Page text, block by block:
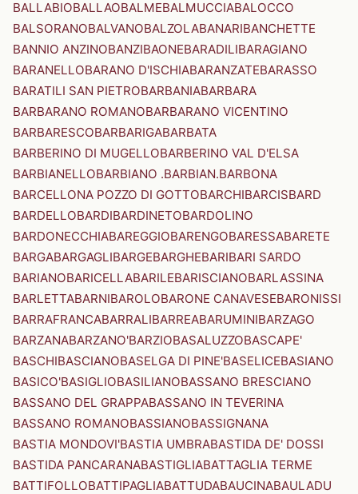
BALLABIOBALLAOBALMEBALMUCCIABALOCCO
BALSORANOBALVANOBALZOLABANARIBANCHETTE
BANNIO ANZINOBANZIBAONEBARADILIBARAGIANO
BARANELLOBARANO D'ISCHIABARANZATEBARASSO
BARATILI SAN PIETROBARBANIABARBARA
BARBARANO ROMANOBARBARANO VICENTINO
BARBARESCOBARBARIGABARBATA
BARBERINO DI MUGELLOBARBERINO VAL D'ELSA
BARBIANELLOBARBIANO .BARBIAN.BARBONA
BARCELLONA POZZO DI GOTTOBARCHIBARCISBARD
BARDELLOBARDIBARDINETOBARDOLINO
BARDONECCHIABAREGGIOBARENGOBARESSABARETE
BARGABARGAGLIBARGEBARGHEBARIBARI SARDO
BARIANOBARICELLABARILEBARISCIANOBARLASSINA
BARLETTABARNIBAROLOBARONE CANAVESEBARONISSI
BARRAFRANCABARRALIBARREABARUMINIBARZAGO
BARZANABARZANO'BARZIOBASALUZZOBASCAPE'
BASCHIBASCIANOBASELGA DI PINE'BASELICEBASIANO
BASICO'BASIGLIOBASILIANOBASSANO BRESCIANO
BASSANO DEL GRAPPABASSANO IN TEVERINA
BASSANO ROMANOBASSIANOBASSIGNANA
BASTIA MONDOVI'BASTIA UMBRABASTIDA DE' DOSSI
BASTIDA PANCARANABASTIGLIABATTAGLIA TERME
BATTIFOLLOBATTIPAGLIABATTUDABAUCINABAULADU